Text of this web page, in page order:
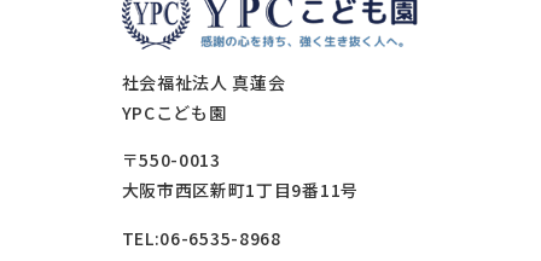
社会福祉法人 真蓮会
YPCこども園
〒550-0013
大阪市西区新町1丁目9番11号
TEL:06-6535-8968